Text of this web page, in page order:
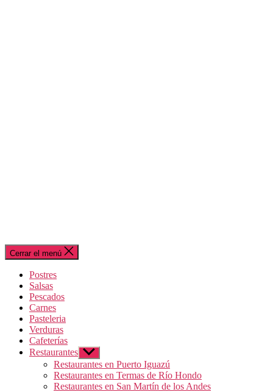
Cerrar el menú
Postres
Salsas
Pescados
Carnes
Pasteleria
Verduras
Cafeterías
Restaurantes Mostrar
el
submenú
Restaurantes en Puerto Iguazú
Restaurantes en Termas de Río Hondo
Restaurantes en San Martín de los Andes